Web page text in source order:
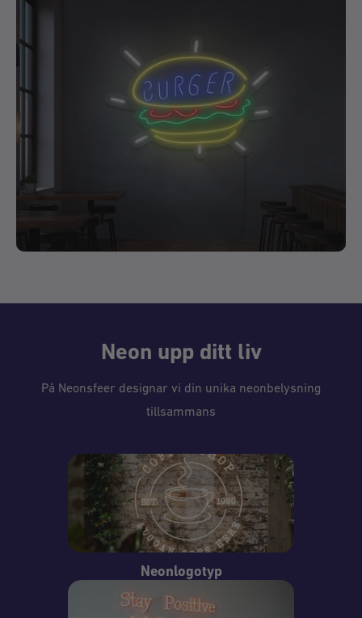
Neon upp ditt liv
På Neonsfeer designar vi din unika neonbelysning
tillsammans
Neonlogotyp